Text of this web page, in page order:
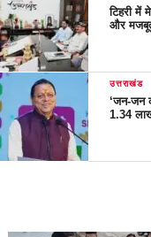
टिहरी में
और
उत्तराखंड
‘जन-जन
1.34